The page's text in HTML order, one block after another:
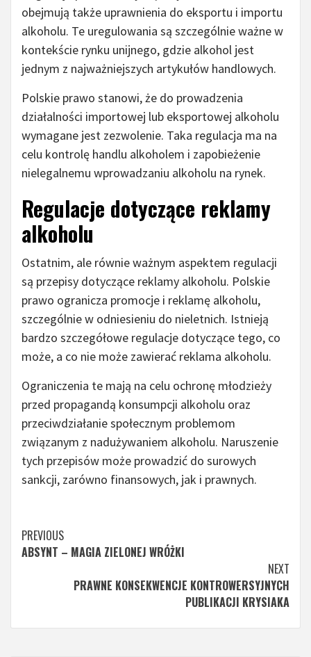
obejmują także uprawnienia do eksportu i importu
alkoholu. Te uregulowania są szczególnie ważne w
kontekście rynku unijnego, gdzie alkohol jest
jednym z najważniejszych artykułów handlowych.
Polskie prawo stanowi, że do prowadzenia
działalności importowej lub eksportowej alkoholu
wymagane jest zezwolenie. Taka regulacja ma na
celu kontrolę handlu alkoholem i zapobieżenie
nielegalnemu wprowadzaniu alkoholu na rynek.
Regulacje dotyczące reklamy
alkoholu
Ostatnim, ale równie ważnym aspektem regulacji
są przepisy dotyczące reklamy alkoholu. Polskie
prawo ogranicza promocje i reklamę alkoholu,
szczególnie w odniesieniu do nieletnich. Istnieją
bardzo szczegółowe regulacje dotyczące tego, co
może, a co nie może zawierać reklama alkoholu.
Ograniczenia te mają na celu ochronę młodzieży
przed propagandą konsumpcji alkoholu oraz
przeciwdziałanie społecznym problemom
związanym z nadużywaniem alkoholu. Naruszenie
tych przepisów może prowadzić do surowych
sankcji, zarówno finansowych, jak i prawnych.
Continue
Reading
PREVIOUS
ABSYNT – MAGIA ZIELONEJ WRÓŻKI
NEXT
PRAWNE KONSEKWENCJE KONTROWERSYJNYCH
PUBLIKACJI KRYSIAKA